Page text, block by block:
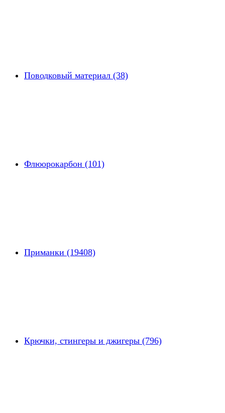
Поводковый материал (38)
Флюорокарбон (101)
Приманки (19408)
Крючки, стингеры и джигеры (796)